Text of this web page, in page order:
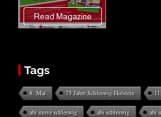
Tags
8. Mai 75 Jahre Schleswig-Holstein
abi move schleswig abi schleswig abi